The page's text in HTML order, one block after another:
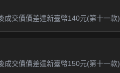
成交價價差達新臺幣140元(第十一款)
成交價價差達新臺幣150元(第十一款)